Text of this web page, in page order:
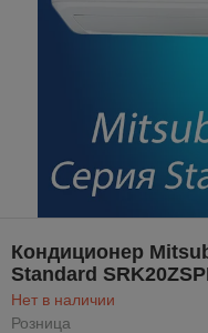
Кондиционер
Standard
Нет в наличии
Розница